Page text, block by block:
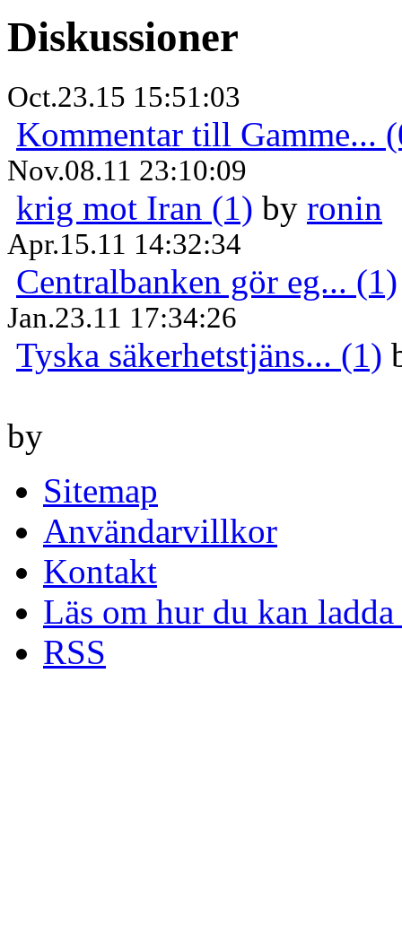
Diskussioner
Oct.23.15 15:51:03
Kommentar till Gamme...
Nov.08.11 23:10:09
krig mot Iran (1) by ronin
Apr.15.11 14:32:34
Centralbanken gör eg... (1)
Jan.23.11 17:34:26
Tyska säkerhetstjäns... (1)
by
Sitemap
Användarvillkor
Kontakt
Läs om hur du kan
RSS